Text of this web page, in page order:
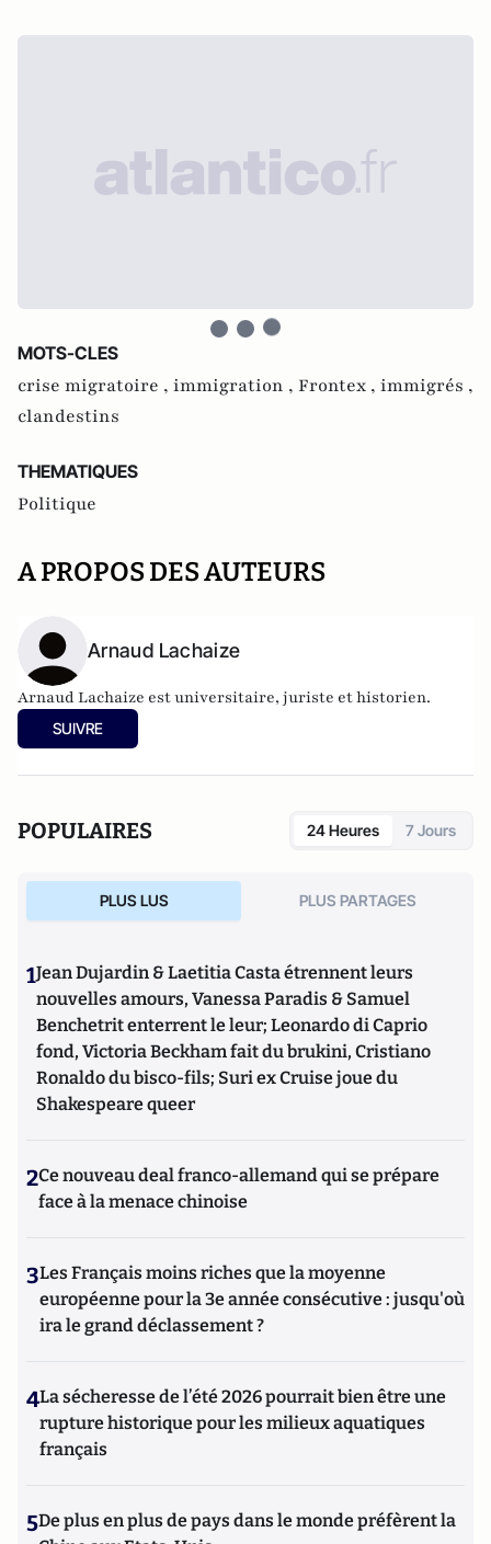
MOTS-CLES
crise migratoire , immigration , Frontex , immigrés ,
clandestins
THEMATIQUES
Politique
A PROPOS DES AUTEURS
Arnaud Lachaize
Arnaud Lachaize est universitaire, juriste et historien.
SUIVRE
POPULAIRES 24 Heures 7 Jours
PLUS LUS PLUS PARTAGES
1Jean Dujardin & Laetitia Casta étrennent leurs
nouvelles amours, Vanessa Paradis & Samuel
Benchetrit enterrent le leur; Leonardo di Caprio
fond, Victoria Beckham fait du brukini, Cristiano
Ronaldo du bisco-fils; Suri ex Cruise joue du
Shakespeare queer
2Ce nouveau deal franco-allemand qui se prépare
face à la menace chinoise
3Les Français moins riches que la moyenne
européenne pour la 3e année consécutive : jusqu'où
ira le grand déclassement ?
4La sécheresse de l’été 2026 pourrait bien être une
rupture historique pour les milieux aquatiques
français
5De plus en plus de pays dans le monde préfèrent la